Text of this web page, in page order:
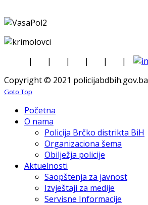
| | | | |
|
Copyright © 2021 policijabdbih.gov.ba
Goto Top
Početna
O nama
Policija Brčko distrikta BiH
Organizaciona šema
Obilježja policije
Aktuelnosti
Saopštenja za javnost
Izvještaji za medije
Servisne Informacije